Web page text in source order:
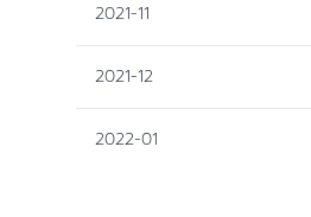
2021-11
2021-12
2022-01